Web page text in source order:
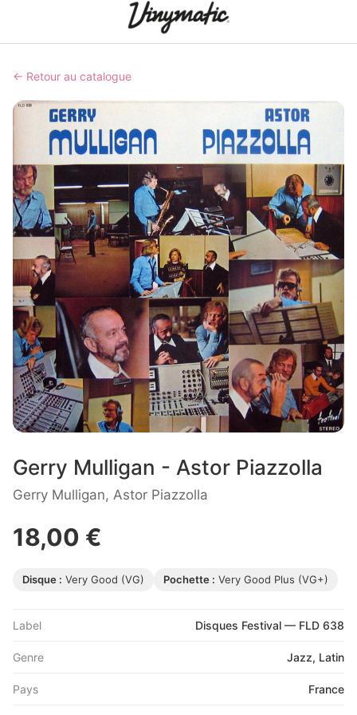
← Retour au catalogue
Gerry Mulligan - Astor Piazzolla
Gerry Mulligan, Astor Piazzolla
18,00 €
Disque : Very Good (VG) Pochette : Very Good Plus (VG+)
Label Disques Festival — FLD 638
Genre Jazz, Latin
Pays France